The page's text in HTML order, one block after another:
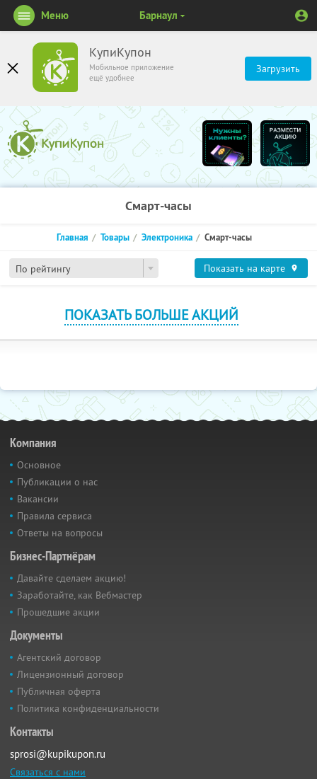
КупиКупон
Мобильное приложение
ещё удобнее
Загрузить
Меню Барнаул
Смарт-часы
По рейтингу
Главная Товары Электроника Смарт-часы
Показать на карте
ПОКАЗАТЬ БОЛЬШЕ АКЦИЙ
Компания
Основное
Публикации о нас
Вакансии
Правила сервиса
Ответы на вопросы
Бизнес-Партнёрам
Давайте сделаем акцию!
Заработайте, как Вебмастер
Прошедшие акции
Документы
Агентский договор
Лицензионный договор
Публичная оферта
Политика конфиденциальности
Контакты
sprosi@kupikupon.ru
Связаться с нами